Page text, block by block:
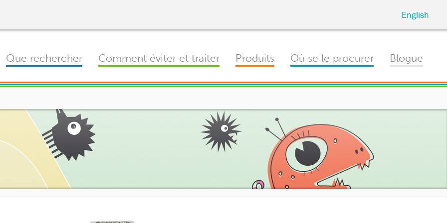
English
Main
navigation
Que rechercher Comment éviter et traiter Produits Où se le procurer Blogue